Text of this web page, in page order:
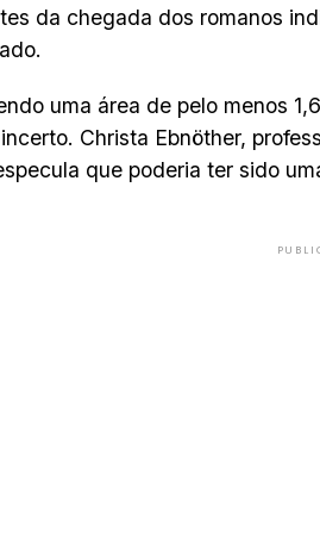
da chegada dos romanos
uma área de pelo menos
Christa Ebnöther,
que poderia ter sido